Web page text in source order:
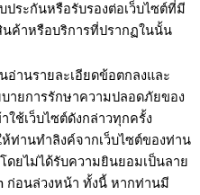
ระกันหรือรับรองต่อเว็บไซต์ที่มี
ค้าหรือบริการที่ปรากฏในนั้น
านรายละเอียดข้อตกลงและ
ายการรักษาความปลอดภัยของ
ใช้เว็บไซต์ดังกล่าวทุกครั้ง
ท่านทำลิงค์จากเว็บไซต์ของท่าน
ดยไม่ได้รับความยินยอมเป็นลาย
ก่อนล่วงหน้า ทั้งนี้ หากท่านมี